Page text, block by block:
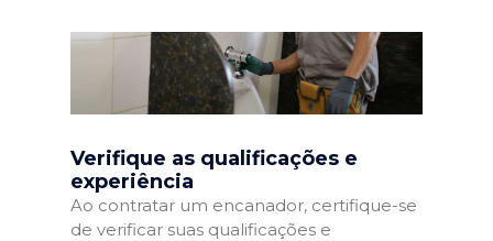
Verifique as qualificações e
experiência
Ao contratar um encanador, certifique-se
de verificar suas qualificações e